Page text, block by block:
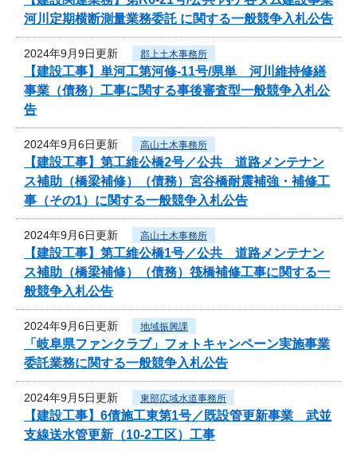
河川定期横断測量業務委託 に関する一般競争入札公告
2024年9月9日更新 郡上土木事務所
【建設工事】単河工第河修-11号/県単 河川維持修繕
事業（債務）工事に関する事後審査型一般競争入札公
告
2024年9月6日更新 高山土木事務所
【建設工事】第工維公橋2号／公共 道路メンテナン
ス補助（橋梁補修）（債務）宮谷橋耐震補強・補修工
事（その1）に関する一般競争入札公告
2024年9月6日更新 高山土木事務所
【建設工事】第工維公橋1号／公共 道路メンテナン
ス補助（橋梁補修）（債務）筏橋補修工事に関する一
般競争入札公告
2024年9月6日更新 地域振興課
「岐阜県ファンクラブ」フォトキャンペーン実施事業
委託業務に関する一般競争入札公告
2024年9月5日更新 東部広域水道事務所
【建設工事】6債施工東第1号／既設管更新事業 武並
支線送水管更新（10-2工区）工事